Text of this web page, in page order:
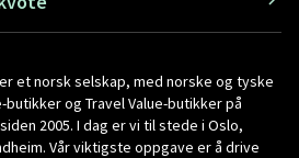
er et norsk selskap, med norske og tyske
og Travel Value-butikker på
2005. I dag er vi til stede i Oslo,
Vår viktigste oppgave er å drive